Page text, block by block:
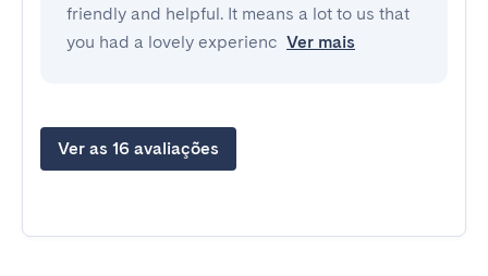
friendly and helpful. It means a lot to us that
you had a lovely experienc Ver mais
Ver as 16 avaliações